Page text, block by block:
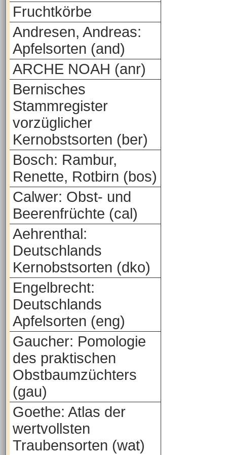
Fruchtkörbe
Andresen, Andreas:
Apfelsorten (and)
ARCHE NOAH (anr)
Bernisches
Stammregister
vorzüglicher
Kernobstsorten (ber)
Bosch: Rambur,
Renette, Rotbirn (bos)
Calwer: Obst- und
Beerenfrüchte (cal)
Aehrenthal:
Deutschlands
Kernobstsorten (dko)
Engelbrecht:
Deutschlands
Apfelsorten (eng)
Gaucher: Pomologie
des praktischen
Obstbaumzüchters
(gau)
Goethe: Atlas der
wertvollsten
Traubensorten (wat)